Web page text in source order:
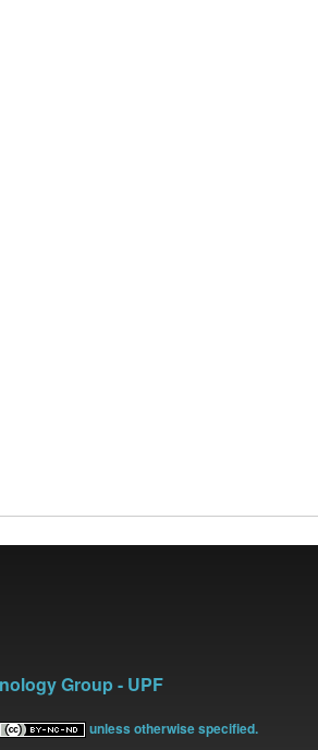
Group - UPF
unless otherwise specified.